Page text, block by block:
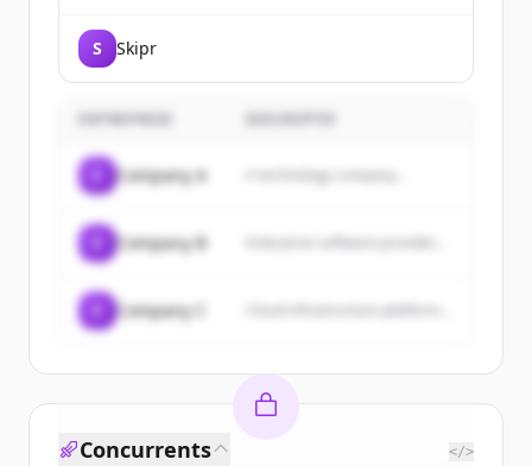
S Skipr
Company A A technology company...
Company B
Company C
Concurrents </>